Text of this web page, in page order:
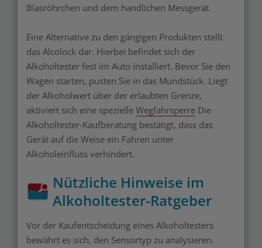
Blasröhrchen und dem handlichen Messgerät.
Eine Alternative zu den gängigen Produkten stellt
das Alcolock dar. Hierbei befindet sich der
Alkoholtester fest im Auto installiert. Bevor Sie den
Wagen starten, pusten Sie in das Mundstück. Liegt
der Alkoholwert über der erlaubten Grenze,
aktiviert sich eine spezielle Wegfahrsperre Die
Alkoholtester-Kaufberatung bestätigt, dass das
Gerät auf die Weise ein Fahren unter
Alkoholeinfluss verhindert.
Nützliche Hinweise im
Alkoholtester-Ratgeber
Vor der Kaufentscheidung eines Alkoholtesters
bewährt es sich, den Sensortyp zu analysieren.